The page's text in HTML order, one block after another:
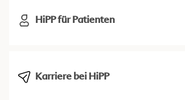
HiPP für Patienten
Karriere bei HiPP